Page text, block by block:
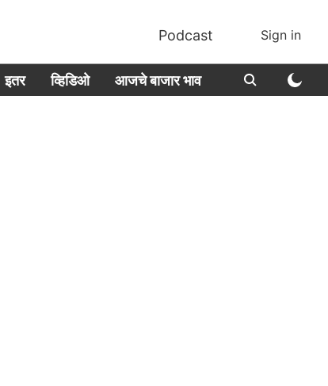
Podcast Sign in
इतर व्हिडिओ आजचे बाजार भाव